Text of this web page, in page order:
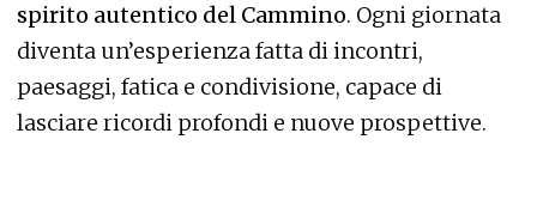
spirito autentico del Cammino. Ogni giornata
diventa un’esperienza fatta di incontri,
paesaggi, fatica e condivisione, capace di
lasciare ricordi profondi e nuove prospettive.